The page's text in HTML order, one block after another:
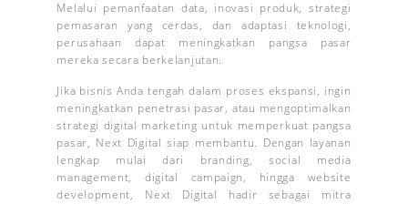
Melalui pemanfaatan data, inovasi produk, strategi
pemasaran yang cerdas, dan adaptasi teknologi,
perusahaan dapat meningkatkan pangsa pasar
mereka secara berkelanjutan.
Jika bisnis Anda tengah dalam proses ekspansi, ingin
meningkatkan penetrasi pasar, atau mengoptimalkan
strategi digital marketing untuk memperkuat pangsa
pasar, Next Digital siap membantu. Dengan layanan
lengkap mulai dari branding, social media
management, digital campaign, hingga website
development, Next Digital hadir sebagai mitra